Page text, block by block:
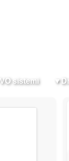
sistemi ▼